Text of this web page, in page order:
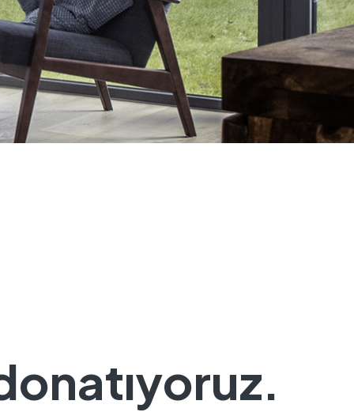
onatıyoruz.